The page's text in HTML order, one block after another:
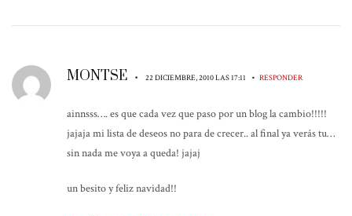
MONTSE • 22 DICIEMBRE, 2010 LAS 17:11 • RESPONDER
ainnsss…. es que cada vez que paso por un blog la cambio!!!!!
jajaja mi lista de deseos no para de crecer.. al final ya verás tu…
sin nada me voya a queda! jajaj
un besito y feliz navidad!!